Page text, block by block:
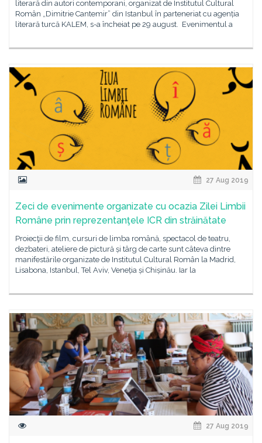
literară din autori contemporani, organizat de Institutul Cultural
Român „Dimitrie Cantemir” din Istanbul în parteneriat cu agenția
literară turcă KALEM, s-a încheiat pe 29 august. Evenimentul a
27 Aug 2019
Zeci de evenimente organizate cu ocazia Zilei Limbii
Române prin reprezentanţele ICR din străinătate
Proiecţii de film, cursuri de limba română, spectacol de teatru,
dezbateri, ateliere de pictură și târg de carte sunt câteva dintre
manifestările organizate de Institutul Cultural Român la Madrid,
Lisabona, Istanbul, Tel Aviv, Veneția și Chișinău. Iar la
27 Aug 2019